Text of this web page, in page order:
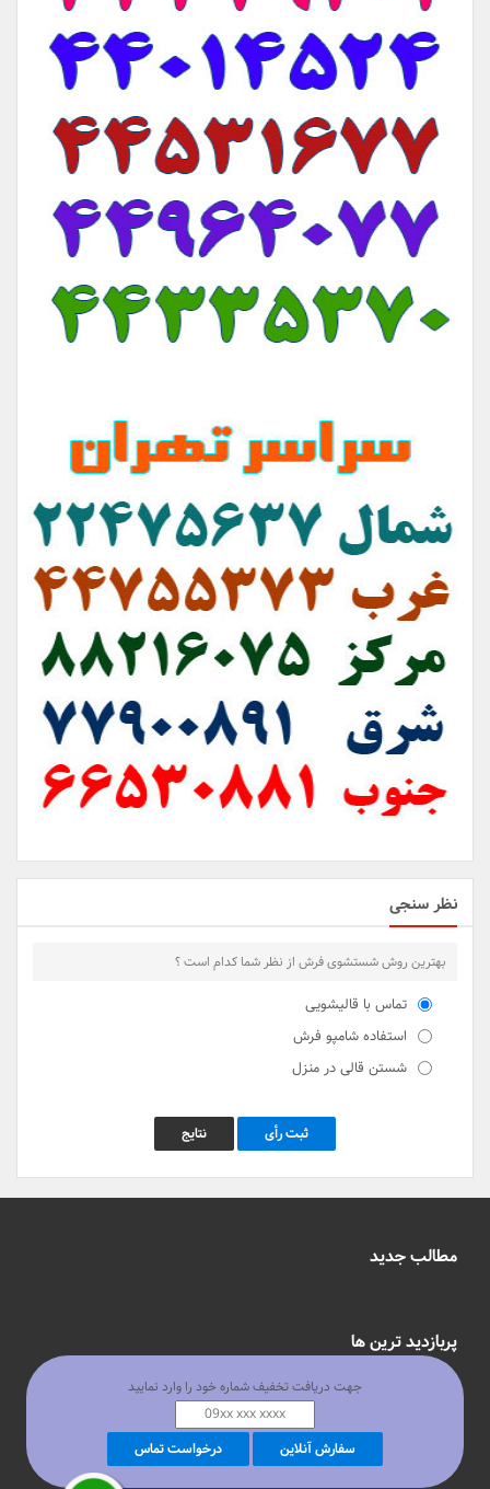
نظر سنجی
بهترین روش شستشوی فرش از نظر شما کدام است ؟
تماس با قالیشویی
استفاده شامپو فرش
شستن قالی در منزل
ثبت رأی نتایج
مطالب جدید
پربازدید ترین ها
محلات تهران
جهت دریافت تخفیف شماره خود را وارد نمایید
درخواست تماس سفارش آنلاین